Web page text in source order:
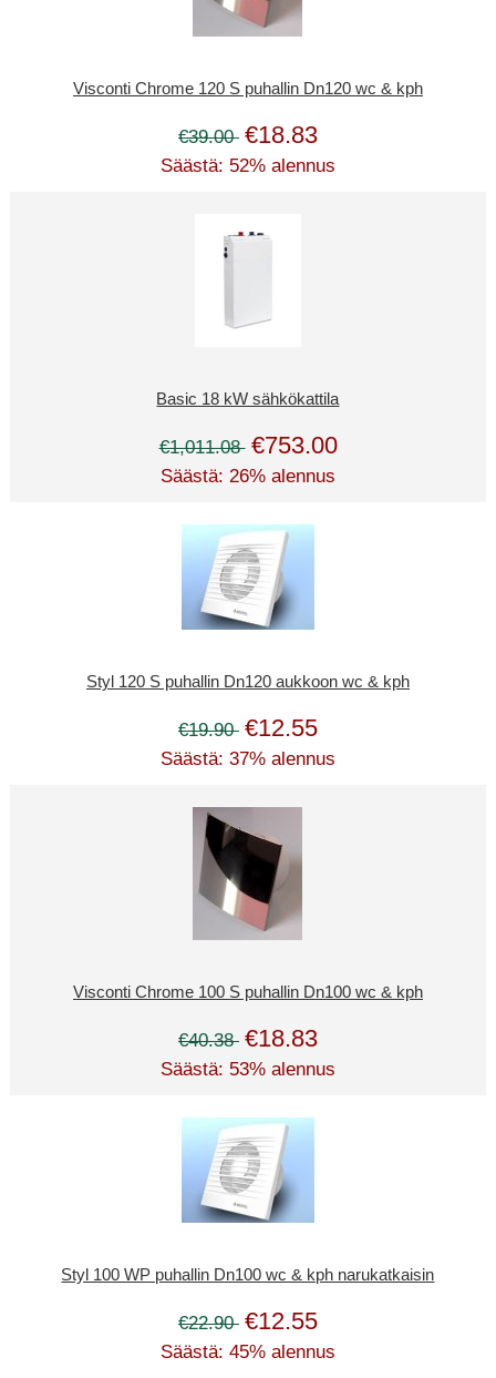
Visconti Chrome 120 S puhallin Dn120 wc & kph
€39.00 €18.83
Säästä: 52% alennus
Basic 18 kW sähkökattila
€1,011.08 €753.00
Säästä: 26% alennus
Styl 120 S puhallin Dn120 aukkoon wc & kph
€19.90 €12.55
Säästä: 37% alennus
Visconti Chrome 100 S puhallin Dn100 wc & kph
€40.38 €18.83
Säästä: 53% alennus
Styl 100 WP puhallin Dn100 wc & kph narukatkaisin
€22.90 €12.55
Säästä: 45% alennus